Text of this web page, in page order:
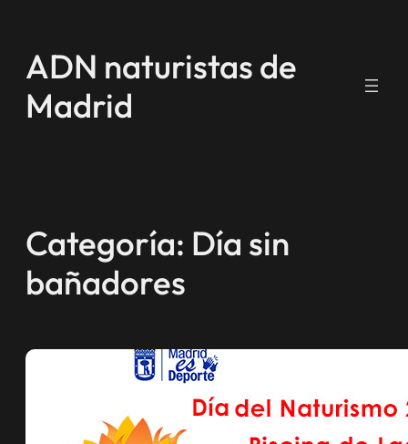
contenido
ADN naturistas de
Madrid
Categoría: Día sin
bañadores